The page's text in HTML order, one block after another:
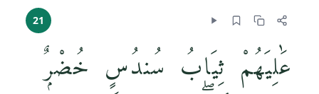
21
عَٰلِيَهُمْ ثِيَابُ سُندُسٍ خُضْرٌۭ